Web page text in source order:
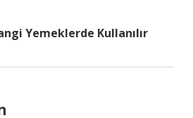
Yemeklerde Kullanılır